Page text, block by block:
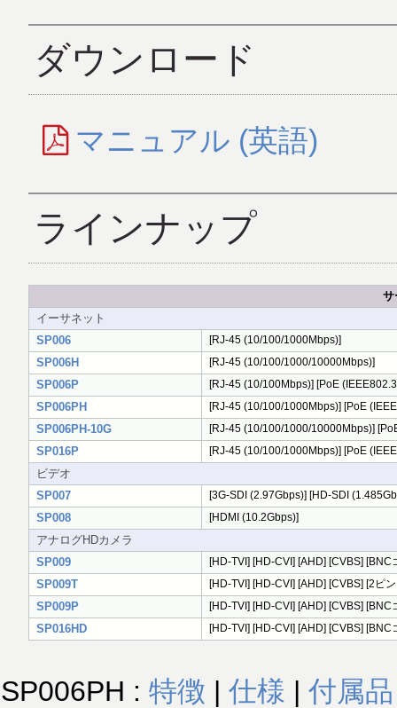
ダウンロード
マニュアル (英語)
ラインナップ
サ
イーサネット
SP006
[RJ-45 (10/100/1000Mbps)]
SP006H [RJ-45 (10/100/1000/10000Mbps)]
SP006P [RJ-45 (10/100Mbps)] [PoE
SP006PH [RJ-45 (10/100/1000Mbps)] [PoE
SP006PH-10G [RJ-45 (10/100/1000/10000Mbps)]
SP016P [RJ-45 (10/100/1000Mbps)] [PoE
ビデオ
SP007
[3G-SDI (2.97Gbps)] [HD-SDI
SP008 [HDMI (10.2Gbps)]
アナログHDカメラ
SP009
[HD-TVI] [HD-CVI] [AHD] [CVBS] [BNC
SP009T [HD-TVI] [HD-CVI] [AHD] [CVBS] [2ピ
SP009P [HD-TVI] [HD-CVI] [AHD] [CVBS]
SP016HD [HD-TVI] [HD-CVI] [AHD] [CVBS]
SP006PH : 特徴 | 仕様 | 付属品